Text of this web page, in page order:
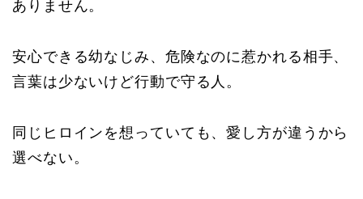
ありません。
安心できる幼なじみ、危険なのに惹かれる相手、
言葉は少ないけど行動で守る人。
同じヒロインを想っていても、愛し方が違うから
選べない。